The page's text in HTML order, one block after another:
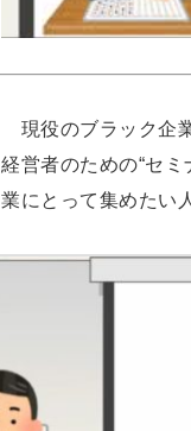
現役のブラック企
経営者のための“セ
業にとって集めたい